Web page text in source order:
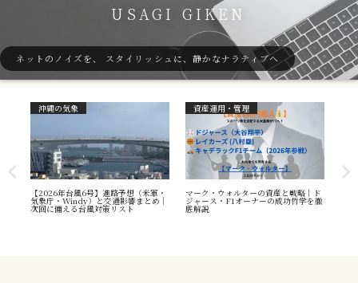
USAGI GIKEN
ネットのノイズを、 スタイリッシュに、静かなナラティブへ
沖縄の気象
【2026年台風6号】進路予想（米軍・
気象庁・Windy）と交通影響まとめ｜
次回に備える台風対策リスト
資産運用・管理
マーク・ウォルターの資産と戦略｜ド
ジャース・F1オーナーの成功哲学を徹
底解説